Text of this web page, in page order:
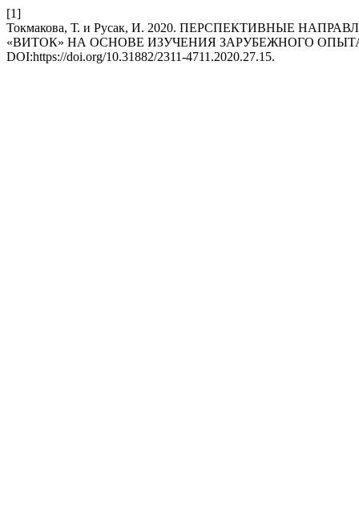
[1]
Токмакова, Т. и Русак, И. 2020. ПЕРСПЕКТИВНЫЕ
«ВИТОК» НА ОСНОВЕ ИЗУЧЕНИЯ ЗАРУБЕЖНОГО
DOI:https://doi.org/10.31882/2311-4711.2020.27.15.